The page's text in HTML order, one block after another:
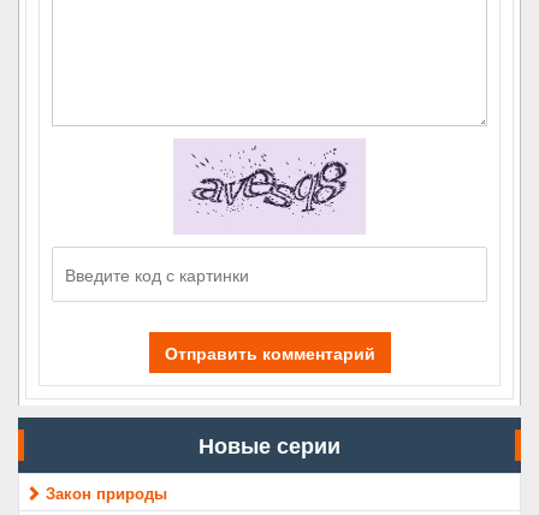
Отправить комментарий
Новые серии
Закон природы